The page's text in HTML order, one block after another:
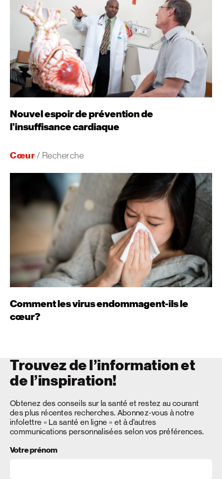
Nouvel espoir de prévention de
l’insuffisance cardiaque
Cœur / Recherche
Comment les virus endommagent-ils le
cœur?
Trouvez de l’information et
de l’inspiration!
Obtenez des conseils sur la santé et restez au courant
des plus récentes recherches. Abonnez-vous à notre
infolettre « La santé en ligne » et à d’autres
communications personnalisées selon vos préférences.
Votre prénom